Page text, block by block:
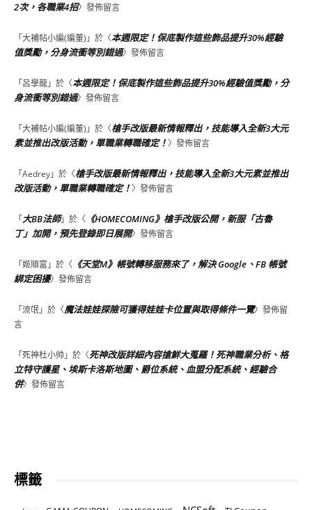
2次，各職業4招〉發佈留言
「大補帖小編(編董) 」於〈本週限定！保底製作這些飾品提升30%經驗
值獎勵，分身流衝等別錯過〉發佈留言
「呂學龍」於〈本週限定！保底製作這些飾品提升30%經驗值獎勵，分
身流衝等別錯過〉發佈留言
「大補帖小編(編董) 」於〈槍手改版最新情報釋出，技能導入全新3大元
素並推出改版活動，單職業轉職確定！〉發佈留言
「Aedrey」於〈槍手改版最新情報釋出，技能導入全新3大元素並推出
改版活動，單職業轉職確定！〉發佈留言
「大BB法師」於〈 《HOMECOMING》槍手改版公開，新服「古魯
丁」加開，預先登錄即日展開〉發佈留言
「姬順富 」於〈 《天堂M》帳號轉移服務來了，解決 Google、FB 帳號
綁定困擾〉發佈留言
「流氓」於〈魔法娃娃探險可獲得娃娃卡位置與取得條件一覽〉發佈留
言
「死神杜小帅 」於〈死神改版詳細內容搶鮮大蒐羅！死神職業分析、格
立特守護星、埃斯卡洛斯地圖、爵位系統、血盟分配系統、經驗合
併〉發佈留言
標籤